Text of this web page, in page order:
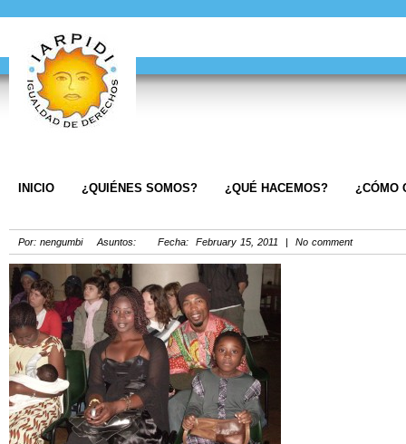
INICIO ¿QUIÉNES SOMOS? ¿QUÉ HACEMOS? ¿CÓMO
Por: nengumbi Asuntos: Fecha: February 15, 2011 | No comment